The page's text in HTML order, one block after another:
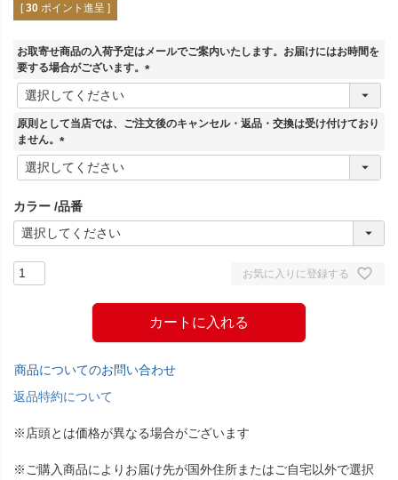
[ 30 ポイント進呈 ]
お取寄せ商品の入荷予定はメールでご案内いたします。お届けにはお時間を
要する場合がございます。
(
須
原則として当店では、ご注文後のキャンセル・返品・交換は受け付けており
ません。
(
必
)
カラー 品番
お気に入りに登録する
カートに入れる
商品についてのお問い合わせ
返品特約について
※店頭とは価格が異なる場合がございます
※ご購入商品によりお届け先が国外住所またはご自宅以外で選択